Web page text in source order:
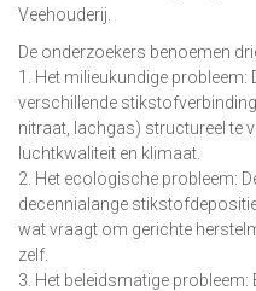
Veehouderij.
De onderzoekers benoemen
1. Het milieukundige
verschillende
nitraat, lachgas) structureel te
luchtkwaliteit en klimaat.
2. Het ecologische probleem:
decennialange
wat vraagt om gerichte
zelf.
3. Het beleidsmatige probleem: